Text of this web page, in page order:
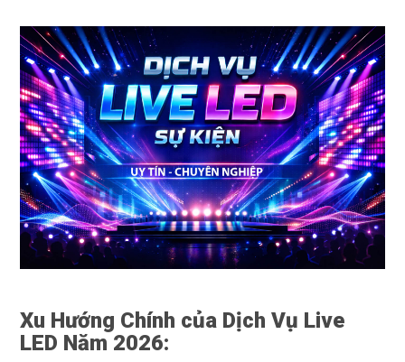
Xu Hướng Chính của Dịch Vụ Live
LED Năm 2026: